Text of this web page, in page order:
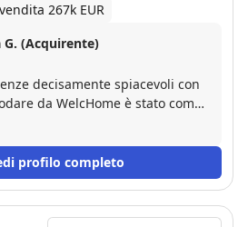
267k EUR
G. (Acquirente)
decisamente spiacevoli con
da WelcHome è stato come
Tutto il team si è
va a Elena Puzone, che è
Abbiamo acquistato
tempo non avevamo la minima
profilo completo